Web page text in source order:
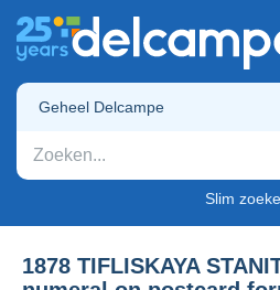
Geheel Delcampe
Slim
1878 TIFLISKAYA